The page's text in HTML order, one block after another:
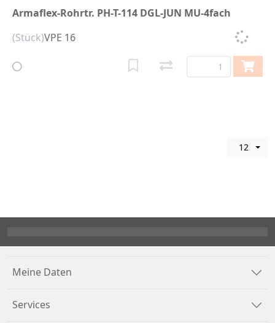
Armaflex-Rohrtr. PH-T-114 DGL-JUN MU-4fach
(Stück)VPE 16
12
Meine Daten
Services